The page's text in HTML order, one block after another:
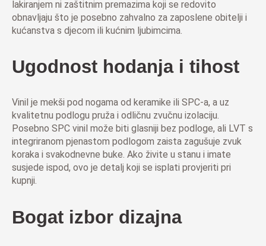
lakiranjem ni zaštitnim premazima koji se redovito
obnavljaju što je posebno zahvalno za zaposlene obitelji i
kućanstva s djecom ili kućnim ljubimcima.
Ugodnost hodanja i tihost
Vinil je mekši pod nogama od keramike ili SPC-a, a uz
kvalitetnu podlogu pruža i odličnu zvučnu izolaciju.
Posebno SPC vinil može biti glasniji bez podloge, ali LVT s
integriranom pjenastom podlogom zaista zagušuje zvuk
koraka i svakodnevne buke. Ako živite u stanu i imate
susjede ispod, ovo je detalj koji se isplati provjeriti pri
kupnji.
Bogat izbor dizajna